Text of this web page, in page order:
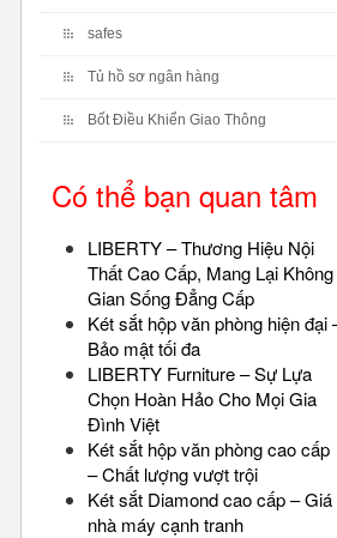
safes
Tủ hồ sơ ngân hàng
Bốt Điều Khiển Giao Thông
Có thể bạn quan tâm
LIBERTY – Thương Hiệu Nội
Thất Cao Cấp, Mang Lại Không
Gian Sống Đẳng Cấp
Két sắt hộp văn phòng hiện đại
Bảo mật tối đa
LIBERTY Furniture – Sự Lựa
Chọn Hoàn Hảo Cho Mọi Gia
Đình Việt
Két sắt hộp văn phòng cao cấp
– Chất lượng vượt trội
Két sắt Diamond cao cấp – Giá
nhà máy cạnh tranh